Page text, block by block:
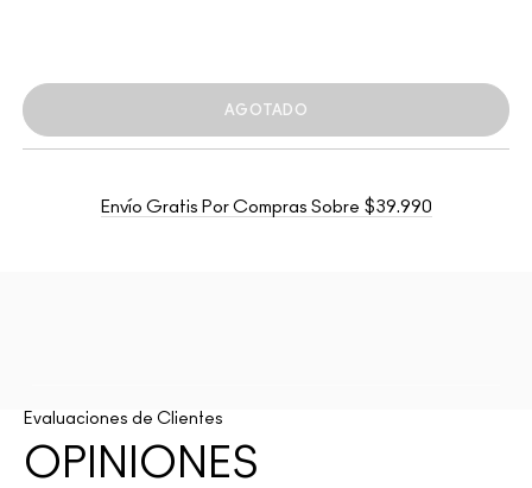
AGOTADO
Envío Gratis Por Compras Sobre $39.990
Evaluaciones de Clientes
OPINIONES